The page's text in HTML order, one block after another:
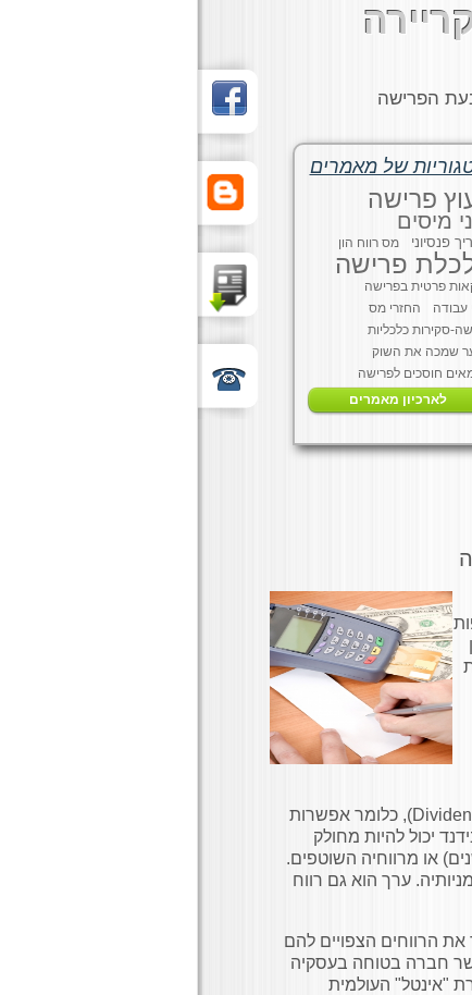
הפרישה
של מאמרים
פרישה
מיסים
פנסיוני מס רווח הון
פרישה
פרטית בפרישה
עבודה
החזרי מס
סקירות כלכליות
שמכה את השוק
חוסכים לפרישה
לארכיון מאמרים
), כלומר אפשרות
יכול להיות מחולק
או מרווחיה השוטפים.
ערך הוא גם רווח
את הרווחים הצפויים להם
חברה בטוחה בעסקיה
"אינטל" העולמית